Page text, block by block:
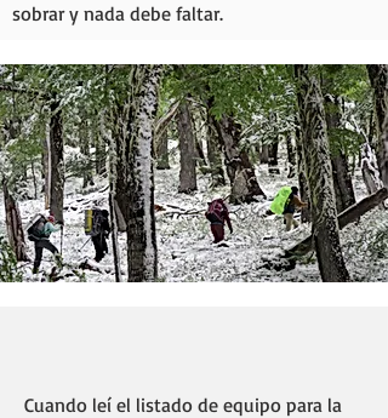
sobrar y nada debe faltar.
Cuando leí el listado de equipo para la